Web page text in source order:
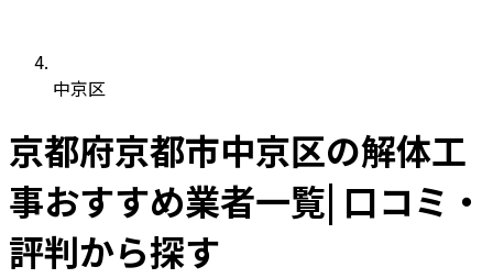
中京区
京都府京都市中京区の解体工
事おすすめ業者一覧| 口コミ・
評判から探す